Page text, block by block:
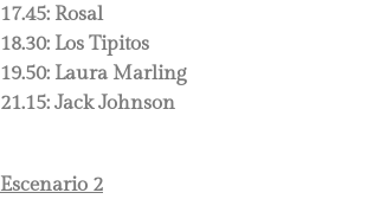
17.45: Rosal
18.30: Los Tipitos
19.50: Laura Marling
21.15: Jack Johnson
Escenario 2